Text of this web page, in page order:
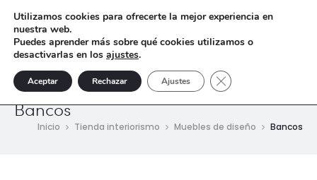
Bancos
Inicio Tienda interiorismo Muebles de diseño Bancos
Utilizamos cookies para ofrecerte la mejor experiencia en
nuestra web.
Puedes aprender más sobre qué cookies utilizamos o
desactivarlas en los ajustes.
Aceptar Rechazar Ajustes Cerrar el banner de